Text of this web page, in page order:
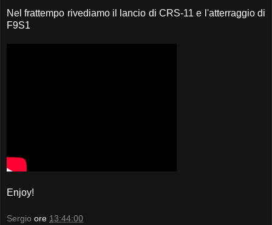
Nel frattempo rivediamo il lancio di CRS-11 e l'atterraggio di
F9S1
Enjoy!
Sergio ore 13:44:00